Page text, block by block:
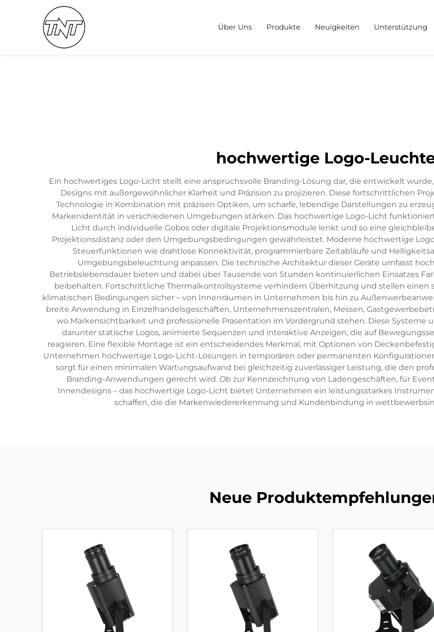
Über Uns Produkte Neuigkeiten Unterstützung
hochwertige Logo-
Ein hochwertiges Logo-Licht stellt eine anspruchsvolle Branding-Lösung dar, die entwickelt
Designs mit außergewöhnlicher Klarheit und Präzision zu projizieren. Diese fortschrittlichen
Technologie in Kombination mit präzisen Optiken, um scharfe, lebendige Darstellungen zu
Markenidentität in verschiedenen Umgebungen stärken. Das hochwertige Logo-Licht
Licht durch individuelle Gobos oder digitale Projektionsmodule lenkt und so eine
Projektionsdistanz oder den Umgebungsbedingungen gewährleistet. Moderne hochwertige
Steuerfunktionen wie drahtlose Konnektivität, programmierbare Zeitabläufe und
Umgebungsbeleuchtung anpassen. Die technische Architektur dieser Geräte umfasst
Betriebslebensdauer bieten und dabei über Tausende von Stunden kontinuierlichen Einsatzes
beibehalten. Fortschrittliche Thermalkontrollsysteme verhindern Überhitzung und stellen
klimatischen Bedingungen sicher – von Innenräumen in Unternehmen bis hin zu
breite Anwendung in Einzelhandelsgeschäften, Unternehmenszentralen, Messen,
wo Markensichtbarkeit und professionelle Präsentation im Vordergrund stehen. Diese
darunter statische Logos, animierte Sequenzen und interaktive Anzeigen, die auf
reagieren. Eine flexible Montage ist ein entscheidendes Merkmal, mit Optionen von
Unternehmen hochwertige Logo-Licht-Lösungen in temporären oder permanenten
sorgt für einen minimalen Wartungsaufwand bei gleichzeitig zuverlässiger Leistung, die den
Branding-Anwendungen gerecht wird. Ob zur Kennzeichnung von Ladengeschäften, für
Innendesigns – das hochwertige Logo-Licht bietet Unternehmen ein leistungsstarkes
schaffen, die die Markenwiedererkennung und Kundenbindung in
Neue